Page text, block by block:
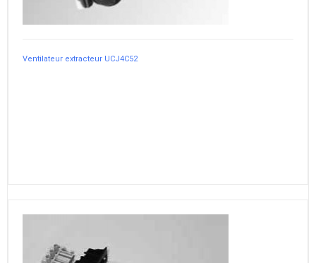
Ventilateur extracteur UCJ4C52